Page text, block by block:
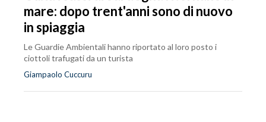
mare: dopo trent'anni sono di nuovo
in spiaggia
Le Guardie Ambientali hanno riportato al loro posto i
ciottoli trafugati da un turista
Giampaolo Cuccuru